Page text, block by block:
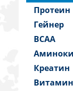
Протеин
Гейнер
BCAA
Креатин